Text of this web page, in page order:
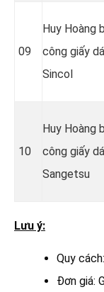
09
Huy Hoàng
công giấy
Sincol
10
Huy Hoàng
công giấy
Sangetsu
Lưu ý:
Quy
Đơn giá: